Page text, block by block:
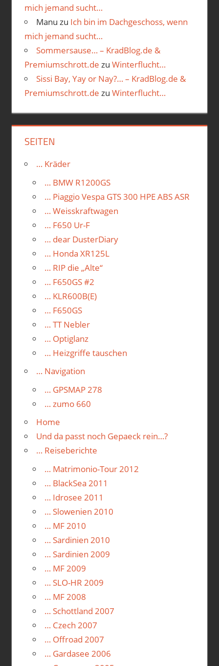
mich jemand sucht…
Manu zu Ich bin im Dachgeschoss, wenn
mich jemand sucht…
Sommersause… – KradBlog.de &
Premiumschrott.de zu Winterflucht…
Sissi Bay, Yay or Nay?… – KradBlog.de &
Premiumschrott.de zu Winterflucht…
SEITEN
… Kräder
… BMW R1200GS
… Piaggio Vespa GTS 300 HPE ABS ASR
… Weisskraftwagen
… F650 Ur-F
… dear DusterDiary
… Honda XR125L
… RIP die „Alte“
… F650GS #2
… KLR600B(E)
… F650GS
… TT Nebler
… Optiglanz
… Heizgriffe tauschen
… Navigation
… GPSMAP 278
… zumo 660
Home
Und da passt noch Gepaeck rein…?
… Reiseberichte
… Matrimonio-Tour 2012
… BlackSea 2011
… Idrosee 2011
… Slowenien 2010
… MF 2010
… Sardinien 2010
… Sardinien 2009
… MF 2009
… SLO-HR 2009
… MF 2008
… Schottland 2007
… Czech 2007
… Offroad 2007
… Gardasee 2006